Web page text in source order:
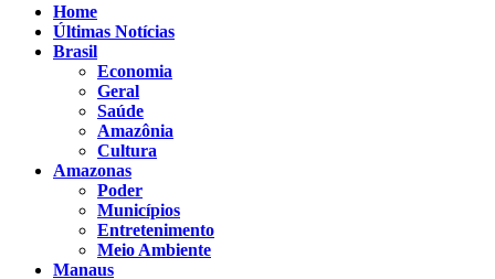
Home
Últimas Notícias
Brasil
Economia
Geral
Saúde
Amazônia
Cultura
Amazonas
Poder
Municípios
Entretenimento
Meio Ambiente
Manaus